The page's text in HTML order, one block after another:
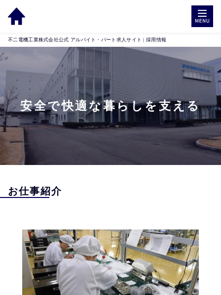
不二電機工業株式会社公式 アルバイト・パート求人サイト | 採用情報
安全で快適な暮らしを支える
お仕事紹介